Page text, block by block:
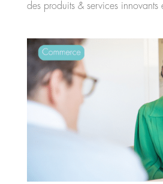
des produits & services innovants